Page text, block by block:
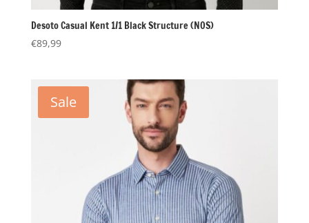
Desoto Casual Kent 1/1 Black Structure (NOS)
€89,99
Sale